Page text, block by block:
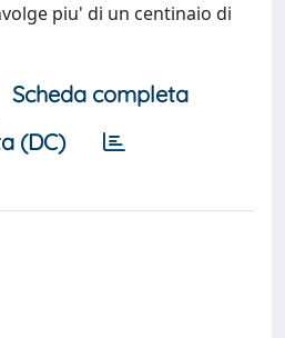
piu' di un centinaio di
Scheda completa
(DC)